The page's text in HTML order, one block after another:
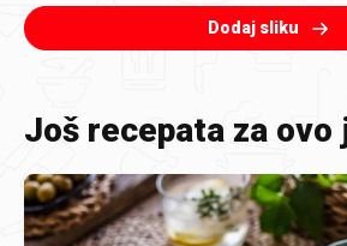
Dodaj sliku
Još recepata za ovo